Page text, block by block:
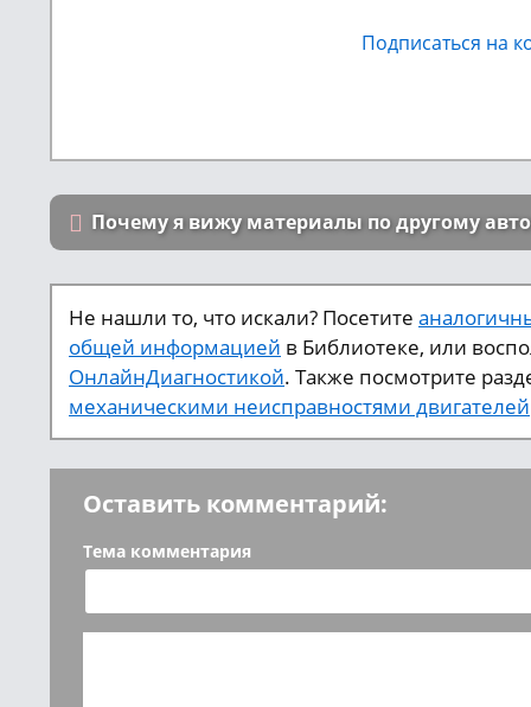
Подписаться на
Почему я вижу материалы по другому
Не нашли то, что искали? Посетите
общей информацией в Библиотеке, или
ОнлайнДиагностикой. Также посмотрите
механическими неисправностями двигателей
Оставить комментарий:
Тема комментария